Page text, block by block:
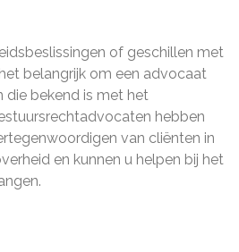
of geschillen met
belangrijk om een advocaat
die bekend is met het
hebben
van cliënten in
en kunnen u helpen bij het